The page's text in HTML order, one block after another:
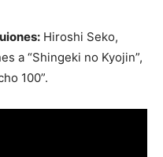
Hiroshi Seko,
a “Shingeki no Kyojin”,
100”.